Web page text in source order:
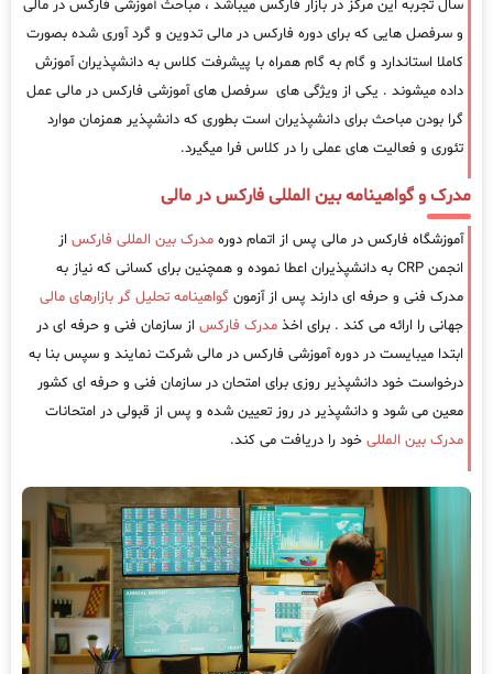
سال تجربه این مرکز در بازار فارکس میباشد ، مباحث آموزشی فارکس در مالی
و سرفصل هایی که برای دوره فارکس در مالی تدوین و گرد آوری شده بصورت
کاملا استاندارد و گام به گام همراه با پیشرفت کلاس به دانشپذیران آموزش
داده میشوند . یکی از ویژگی های سرفصل های آموزشی فارکس در مالی عمل
گرا بودن مباحث برای دانشپذیران است بطوری که دانشپذیر همزمان موارد
تئوری و فعالیت های عملی را در کلاس فرا میگیرد.
مدرک و گواهینامه بین المللی فارکس در مالی
آموزشگاه فارکس در مالی پس از اتمام دوره مدرک بین المللی فارکس از
انجمن CRP به دانشپذیران اعطا نموده و همچنین برای کسانی که نیاز به
مدرک فنی و حرفه ای دارند پس از آزمون گواهینامه تحلیل گر بازارهای مالی
جهانی را ارائه می کند . برای اخذ مدرک فارکس از سازمان فنی و حرفه ای در
ابتدا میبایست در دوره آموزشی فارکس در مالی شرکت نمایند و سپس بنا به
درخواست خود دانشپذیر روزی برای امتحان در سازمان فنی و حرفه ای کشور
معین می شود و دانشپذیر در روز تعیین شده و پس از قبولی در امتحانات
مدرک بین المللی خود را دریافت می کند.